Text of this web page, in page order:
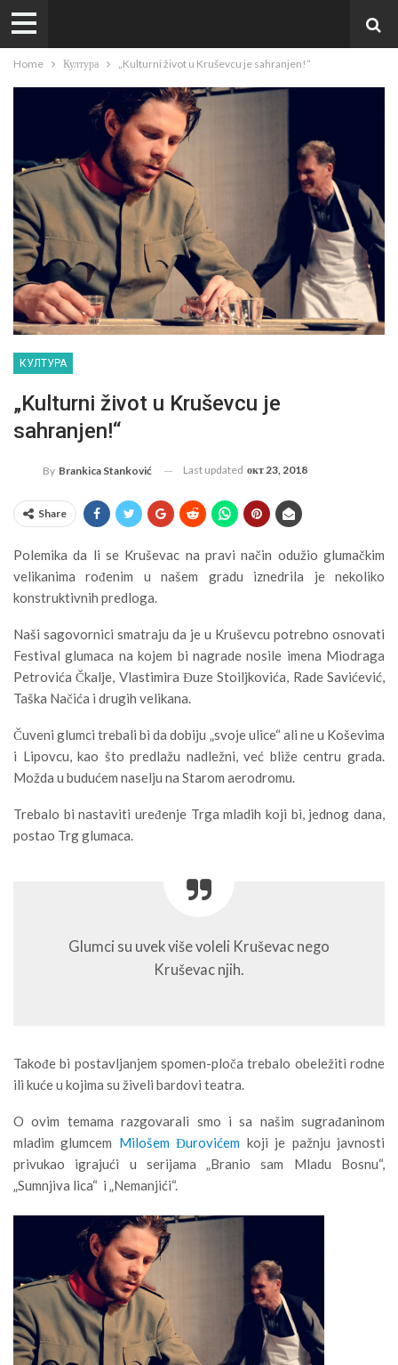
Home Култура „Kulturni život u Kruševcu je sahranjen!“
КУЛТУРА
„Kulturni život u Kruševcu je
sahranjen!“
By Brankica Stanković Last updated окт 23, 2018
Share
Polemika da li se Kruševac na pravi način odužio glumačkim
velikanima rođenim u našem gradu iznedrila je nekoliko
konstruktivnih predloga.
Naši sagovornici smatraju da je u Kruševcu potrebno osnovati
Festival glumaca na kojem bi nagrade nosile imena Miodraga
Petrovića Čkalje, Vlastimira Đuze Stoiljkovića, Rade Savićević,
Taška Načića i drugih velikana.
Čuveni glumci trebali bi da dobiju „svoje ulice“ ali ne u Koševima
i Lipovcu, kao što predlažu nadležni, već bliže centru grada.
Možda u budućem naselju na Starom aerodromu.
Trebalo bi nastaviti uređenje Trga mladih koji bi, jednog dana,
postao Trg glumaca.
Glumci su uvek više voleli Kruševac nego
Kruševac njih.
Takođe bi postavljanjem spomen-ploča trebalo obeležiti rodne
ili kuće u kojima su živeli bardovi teatra.
O ovim temama razgovarali smo i sa našim sugrađaninom
mladim glumcem Milošem Đurovićem koji je pažnju javnosti
privukao igrajući u serijama „Branio sam Mladu Bosnu“,
„Sumnjiva lica“ i „Nemanjići“.